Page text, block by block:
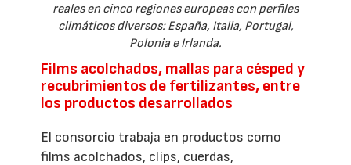
reales en cinco regiones europeas con perfiles
climáticos diversos: España, Italia, Portugal,
Polonia e Irlanda.
Films acolchados, mallas para césped y
recubrimientos de fertilizantes, entre
los productos desarrollados
El consorcio trabaja en productos como
films acolchados, clips, cuerdas,